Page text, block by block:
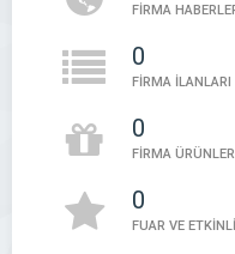
FİRMA
0
FİRMA İLANLARI
0
FİRMA
0
FUAR VE